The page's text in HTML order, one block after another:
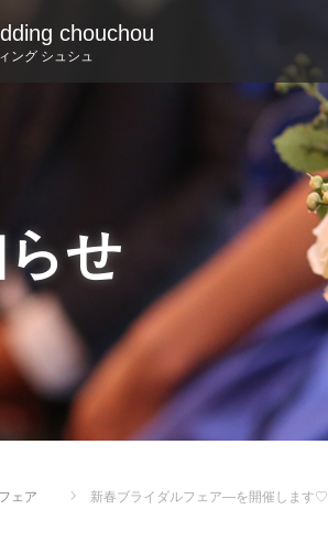
chouchou
ング シュシュ
せ
ェア 新春ブライダルフェア―を開催します♡